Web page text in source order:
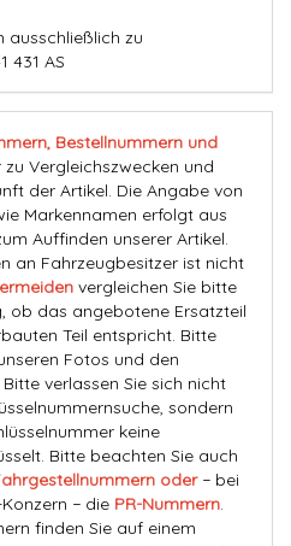
ausschließlich zu
431 AS
Bestellnummern und
zu Vergleichszwecken und
der Artikel. Die Angabe von
Markennamen erfolgt aus
Auffinden unserer Artikel.
an Fahrzeugbesitzer ist nicht
vergleichen Sie bitte
ob das angebotene Ersatzteil
Teil entspricht. Bitte
Fotos und den
verlassen Sie sich nicht
sondern
keine
Bitte beachten Sie auch
oder− bei
− die PR-Nummern
finden Sie auf einem